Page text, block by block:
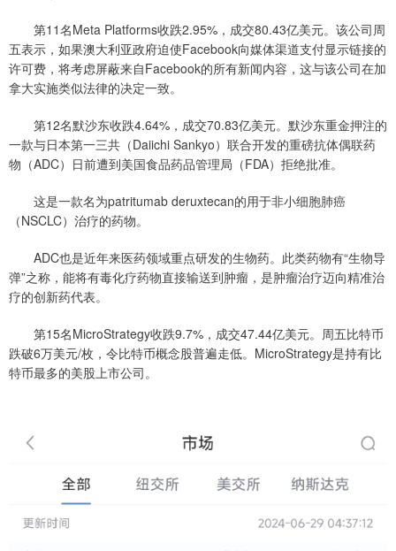
第11名Meta Platforms收跌2.95%，成交80.43亿美元。该公司周
五表示，如果澳大利亚政府迫使Facebook向媒体渠道支付显示链接的
许可费，将考虑屏蔽来自Facebook的所有新闻内容，这与该公司在加
拿大实施类似法律的决定一致。
第12名默沙东收跌4.64%，成交70.83亿美元。默沙东重金押注的
一款与日本第一三共（Daiichi Sankyo）联合开发的重磅抗体偶联药
物（ADC）日前遭到美国食品药品管理局（FDA）拒绝批准。
这是一款名为patritumab deruxtecan的用于非小细胞肺癌
（NSCLC）治疗的药物。
ADC也是近年来医药领域重点研发的生物药。此类药物有“生物导
弹”之称，能将有毒化疗药物直接输送到肿瘤，是肿瘤治疗迈向精准治
疗的创新药代表。
第15名MicroStrategy收跌9.7%，成交47.44亿美元。周五比特币
跌破6万美元/枚，令比特币概念股普遍走低。MicroStrategy是持有比
特币最多的美股上市公司。